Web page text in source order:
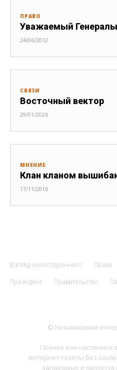
ПРАВО
Уважаемый
24/06/2012
СВЯЗИ
Восточный вектор
29/01/2026
МНЕНИЕ
Клан кланом
17/11/2016
Взгляд непостороннего Право
Президент
Правительство
© Независимая
Полное или частичное
интернет-газеты без
запрещено и